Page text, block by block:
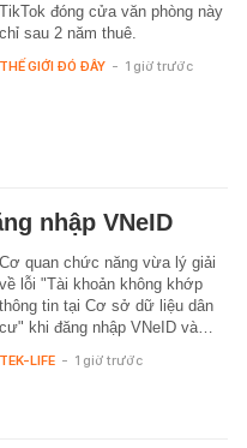
TikTok đóng cửa văn phòng này
chỉ sau 2 năm thuê.
THẾ GIỚI ĐÓ ĐÂY - 1 giờ trước
nhập VNeID
Cơ quan chức năng vừa lý giải
về lỗi "Tài khoản không khớp
thông tin tại Cơ sở dữ liệu dân
cư" khi đăng nhập VNeID và…
TEK-LIFE - 1 giờ trước